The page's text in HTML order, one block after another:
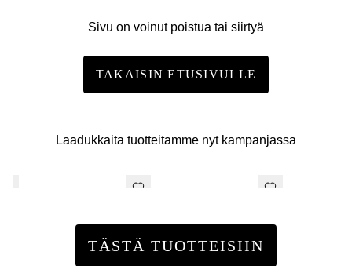
Sivu on voinut poistua tai siirtyä
TAKAISIN ETUSIVULLE
Laadukkaita tuotteitamme nyt kampanjassa
TÄSTÄ TUOTTEISIIN